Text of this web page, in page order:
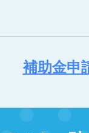
補助金申